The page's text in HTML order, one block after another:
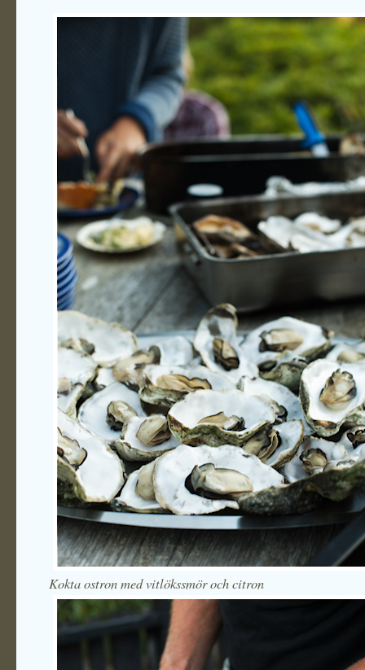
Kokta ostron med vitlökssmör och citron